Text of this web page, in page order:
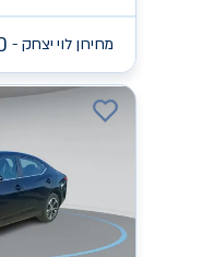
מחירון לוי יצחק -